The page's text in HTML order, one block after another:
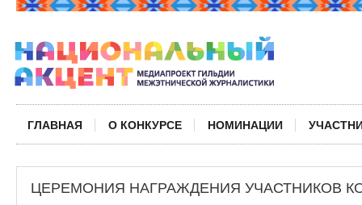
ГЛАВНАЯ О КОНКУРСЕ НОМИНАЦИИ
ЦЕРЕМОНИЯ НАГРАЖДЕНИЯ УЧАСТНИКОВ